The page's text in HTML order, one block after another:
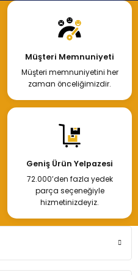
Müşteri Memnuniyeti
Müşteri memnuniyetini her
zaman önceliğimizdir.
Geniş Ürün Yelpazesi
72.000’den fazla yedek
parça seçeneğiyle
hizmetinizdeyiz.